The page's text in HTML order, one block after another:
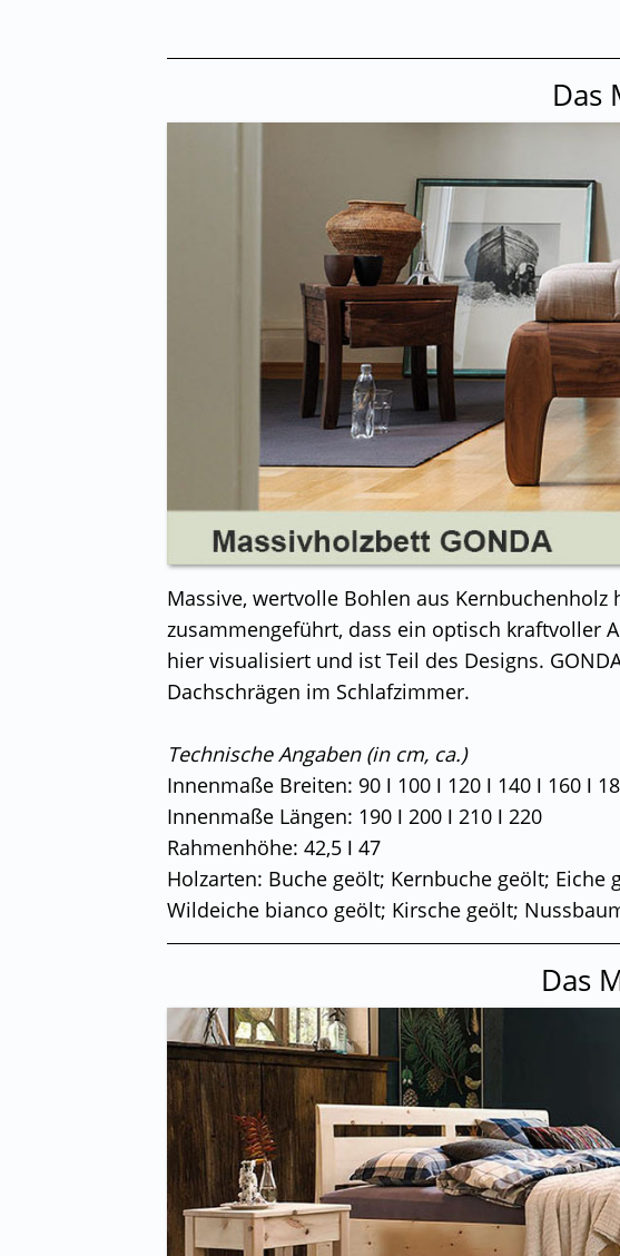
Das
Massive, wertvolle Bohlen aus
zusammengeführt, dass ein optisch kraftvoller
hier visualisiert und ist Teil des Designs.
Dachschrägen im Schlafzimmer.
Technische Angaben (in cm, ca.)
Innenmaße Breiten: 90 ǀ 100 ǀ 120 ǀ 140 ǀ 160 ǀ
Innenmaße Längen: 190 ǀ 200 ǀ 210 ǀ 220
Rahmenhöhe: 42,5 ǀ 47
Holzarten: Buche geölt; Kernbuche geölt;
Wildeiche bianco geölt; Kirsche geölt;
Das